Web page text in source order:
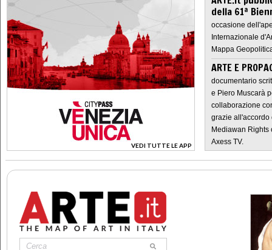
VEDI TUTTE LE APP
>
della 61ª
occasione
Internazionale
Mappa
ARTE E
documentario
e Piero Muscarà
collaborazione
grazie all'accordo
Mediawan Rights
Axess TV.